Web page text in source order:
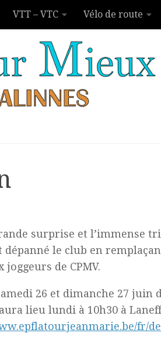
VTT – VTC Vélo de route
surprise et l’immense
le club en
de CPMV.
26 et dimanche 27
lieu lundi à 10h30 à
fr/